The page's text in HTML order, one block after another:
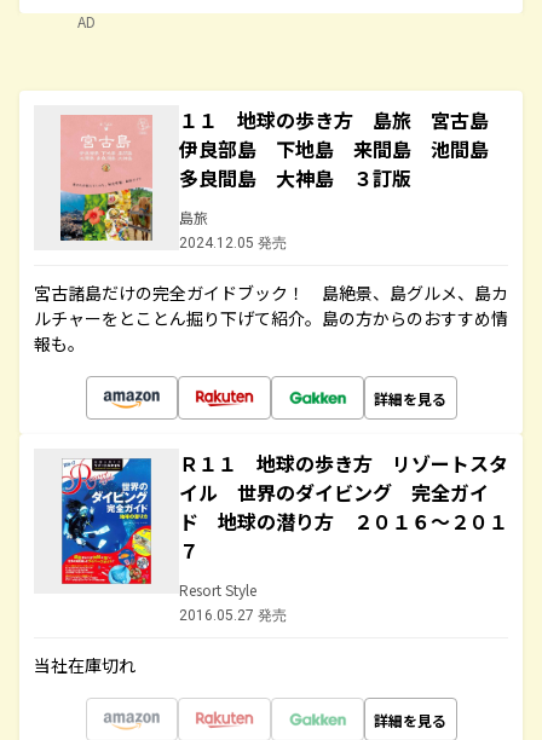
AD
１１ 地球の歩き方 島旅 宮古島
伊良部島 下地島 来間島 池間島
多良間島 大神島 ３訂版
島旅
2024.12.05 発売
宮古諸島だけの完全ガイドブック！ 島絶景、島グルメ、島カ
ルチャーをとことん掘り下げて紹介。島の方からのおすすめ情
報も。
詳細を見る
Ｒ１１ 地球の歩き方 リゾートスタ
イル 世界のダイビング 完全ガイ
ド 地球の潜り方 ２０１６～２０１
７
Resort Style
2016.05.27 発売
当社在庫切れ
詳細を見る